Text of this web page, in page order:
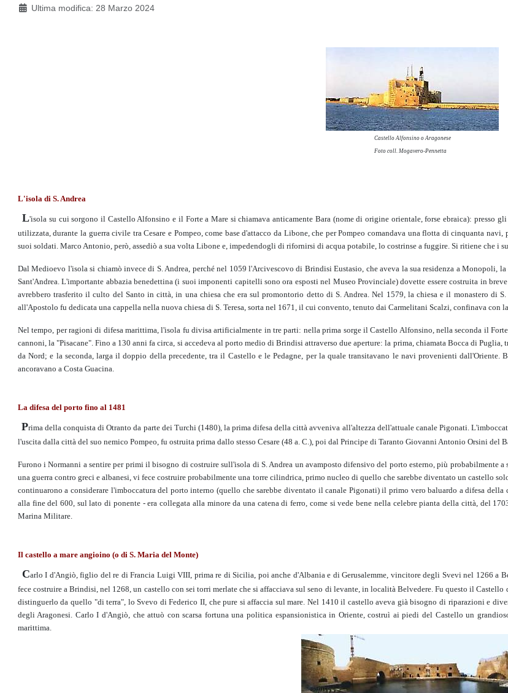
Ultima modifica: 28 Marzo 2024
Castello Alfonsino o Aragonese
Foto coll. Mogavero-Pennetta
L'isola di S. Andrea
L'isola su cui sorgono il Castello Alfonsino e il Forte a Mare si chiamava anticamente Bara (nome di origine orientale, forse ebraica): presso
utilizzata, durante la guerra civile tra Cesare e Pompeo, come base d'attacco da Libone, che per Pompeo comandava una flotta di cinquanta
suoi soldati. Marco Antonio, però, assediò a sua volta Libone e, impedendogli di rifornirsi di acqua potabile, lo costrinse a fuggire. Si ritiene che i
Dal Medioevo l'isola si chiamò invece di S. Andrea, perché nel 1059 l'Arcivescovo di Brindisi Eustasio, che aveva la sua residenza a Monopoli,
Sant'Andrea. L'importante abbazia benedettina (i suoi imponenti capitelli sono ora esposti nel Museo Provinciale) dovette essere costruita in
avrebbero trasferito il culto del Santo in città, in una chiesa che era sul promontorio detto di S. Andrea. Nel 1579, la chiesa e il monastero di
all'Apostolo fu dedicata una cappella nella nuova chiesa di S. Teresa, sorta nel 1671, il cui convento, tenuto dai Carmelitani Scalzi, confinava con
Nel tempo, per ragioni di difesa marittima, l'isola fu divisa artificialmente in tre parti: nella prima sorge il Castello Alfonsino, nella seconda il
cannoni, la "Pisacane". Fino a 130 anni fa circa, si accedeva al porto medio di Brindisi attraverso due aperture: la prima, chiamata Bocca di
da Nord; e la seconda, larga il doppio della precedente, tra il Castello e le Pedagne, per la quale transitavano le navi provenienti
ancoravano a Costa Guacina.
La difesa del porto fino al 1481
Prima della conquista di Otranto da parte dei Turchi (1480), la prima difesa della città avveniva all'altezza dell'attuale canale Pigonati.
l'uscita dalla città del suo nemico Pompeo, fu ostruita prima dallo stesso Cesare (48 a. C.), poi dal Principe di Taranto Giovanni Antonio Orsini
Furono i Normanni a sentire per primi il bisogno di costruire sull'isola di S. Andrea un avamposto difensivo del porto esterno, più probabilmente
una guerra contro greci e albanesi, vi fece costruire probabilmente una torre cilindrica, primo nucleo di quello che sarebbe diventato un castello
continuarono a considerare l'imboccatura del porto interno (quello che sarebbe diventato il canale Pigonati) il primo vero baluardo a difesa
alla fine del 600, sul lato di ponente - era collegata alla minore da una catena di ferro, come si vede bene nella celebre pianta della città, del
Marina Militare.
Il castello a mare angioino (o di S. Maria del Monte)
Carlo I d'Angiò, figlio del re di Francia Luigi VIII, prima re di Sicilia, poi anche d'Albania e di Gerusalemme, vincitore degli Svevi nel 1266 a
fece costruire a Brindisi, nel 1268, un castello con sei torri merlate che si affacciava sul seno di levante, in località Belvedere. Fu questo il
distinguerlo da quello "di terra", lo Svevo di Federico II, che pure si affaccia sul mare. Nel 1410 il castello aveva già bisogno di riparazioni e
degli Aragonesi. Carlo I d'Angiò, che attuò con scarsa fortuna una politica espansionistica in Oriente, costruì ai piedi del Castello un
marittima.